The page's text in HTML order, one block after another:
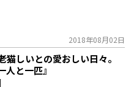
2018年08月02日
猫しいとの愛おしい日々。
と一匹』